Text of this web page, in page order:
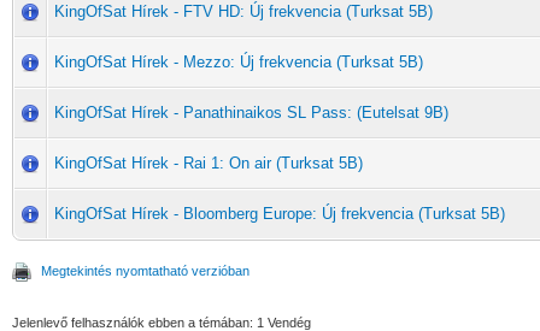
KingOfSat Hírek - FTV HD: Új frekvencia (Turksat 5B)
KingOfSat Hírek - Mezzo: Új frekvencia (Turksat 5B)
KingOfSat Hírek - Panathinaikos SL Pass: (Eutelsat 9B)
KingOfSat Hírek - Rai 1: On air (Turksat 5B)
KingOfSat Hírek - Bloomberg Europe: Új frekvencia (Turksat 5B)
Megtekintés nyomtatható verzióban
Jelenlevő felhasználók ebben a témában: 1 Vendég